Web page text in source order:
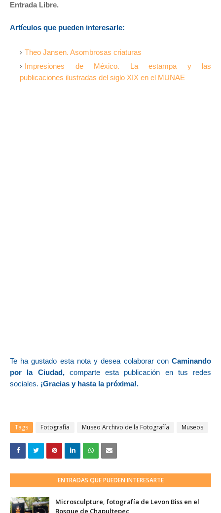
Entrada Libre.
Artículos que pueden interesarle:
Theo Jansen. Asombrosas criaturas
Impresiones de México. La estampa y las
publicaciones ilustradas del siglo XIX en el MUNAE
Te ha gustado esta nota y desea colaborar con Caminando
por la Ciudad,comparte esta publicación en tus redes
sociales. ¡Gracias y hasta la próxima!.
Tags Fotografía Museo Archivo de la Fotografía Museos
ENTRADAS QUE PUEDEN INTERESARTE
Microsculpture, fotografía de Levon Biss en el
Bosque de Chapultepec